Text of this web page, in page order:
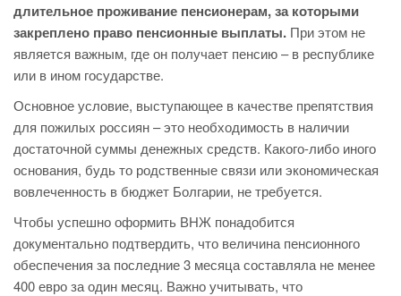
длительное проживание пенсионерам, за которыми
закреплено право пенсионные выплаты. При этом не
является важным, где он получает пенсию – в республике
или в ином государстве.
Основное условие, выступающее в качестве препятствия
для пожилых россиян – это необходимость в наличии
достаточной суммы денежных средств. Какого-либо иного
основания, будь то родственные связи или экономическая
вовлеченность в бюджет Болгарии, не требуется.
Чтобы успешно оформить ВНЖ понадобится
документально подтвердить, что величина пенсионного
обеспечения за последние 3 месяца составляла не менее
400 евро за один месяц. Важно учитывать, что